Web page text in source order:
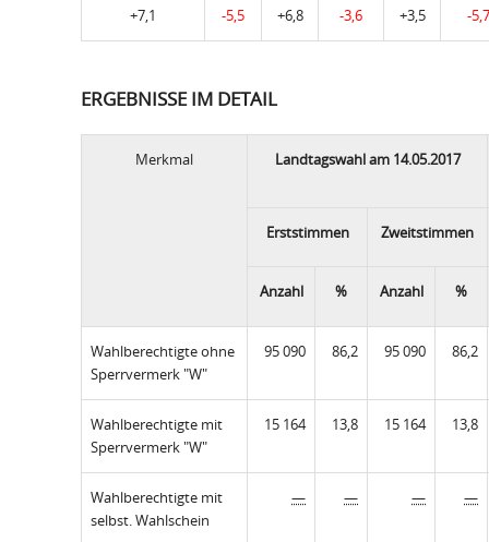
+7,1 -5,5 +6,8 -3,6 +3,5 -5,7
ERGEBNISSE IM DETAIL
Merkmal Landtagswahl am 14.05.2017
Erststimmen Zweitstimmen
Anzahl % Anzahl %
Wahlberechtigte ohne
Sperrvermerk "W"
95 090 86,2 95 090 86,2
Wahlberechtigte mit
Sperrvermerk "W"
15 164 13,8 15 164 13,8
Wahlberechtigte mit
selbst. Wahlschein
— — — —